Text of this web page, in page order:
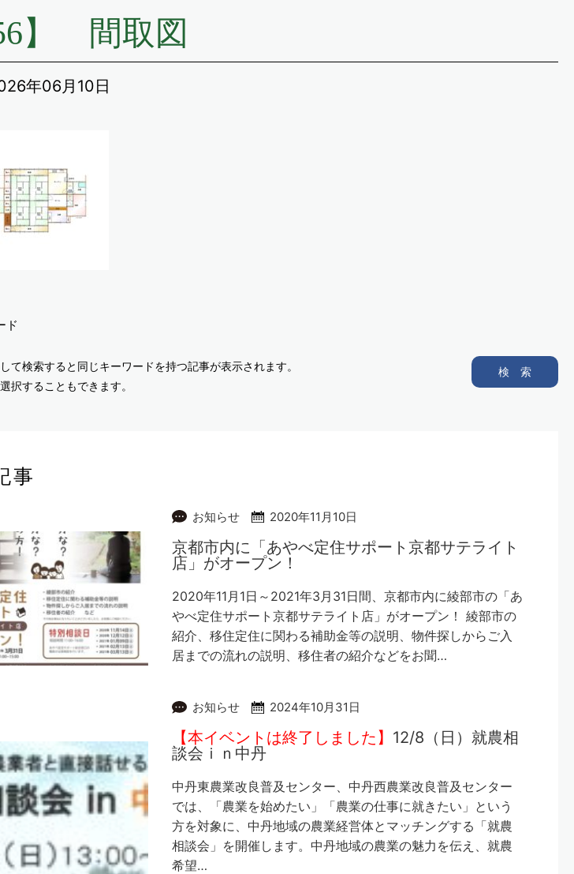
】 間取図
年06月10日
ド
て検索すると同じキーワードを持つ記事が表示されます。
択することもできます。
検 索
事
お知らせ 2020年11月10日
京都市内に「あやべ定住サポート京都サテライト
店」がオープン！
2020年11月1日～2021年3月31日間、京都市内に綾部市の「あ
やべ定住サポート京都サテライト店」がオープン！ 綾部市の
紹介、移住定住に関わる補助金等の説明、物件探しからご入
居までの流れの説明、移住者の紹介などをお聞…
お知らせ 2024年10月31日
【本イベントは終了しました】 12/8（日）就農相
談会ｉｎ中丹
中丹東農業改良普及センター、中丹西農業改良普及センター
では、「農業を始めたい」「農業の仕事に就きたい」という
方を対象に、中丹地域の農業経営体とマッチングする「就農
相談会」を開催します。中丹地域の農業の魅力を伝え、就農
希望…